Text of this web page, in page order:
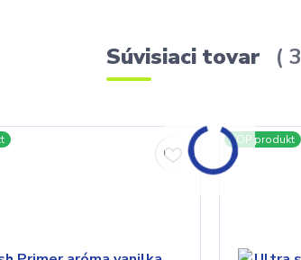
Súvisiaci tovar 3
TOP produkt